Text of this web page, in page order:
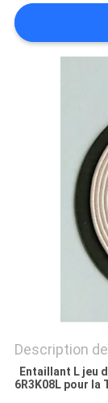
POLICY
Description
Entaillant L jeu
6R3K08L pour